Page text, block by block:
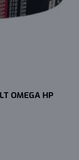
OMEGA HP